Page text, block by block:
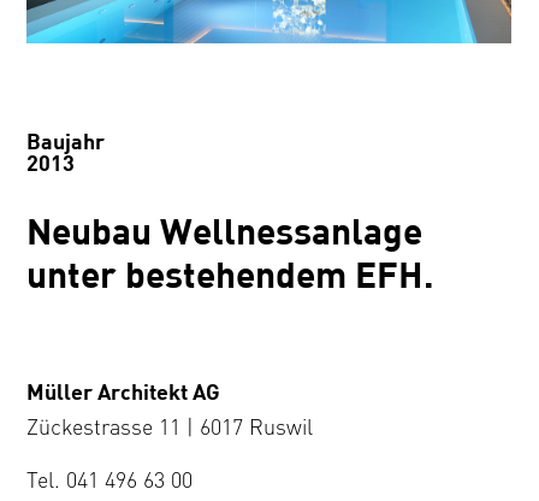
Baujahr
2013
Neubau Wellnessanlage
unter bestehendem EFH.
Müller Architekt AG
Zückestrasse 11 | 6017 Ruswil
Tel. 041 496 63 00